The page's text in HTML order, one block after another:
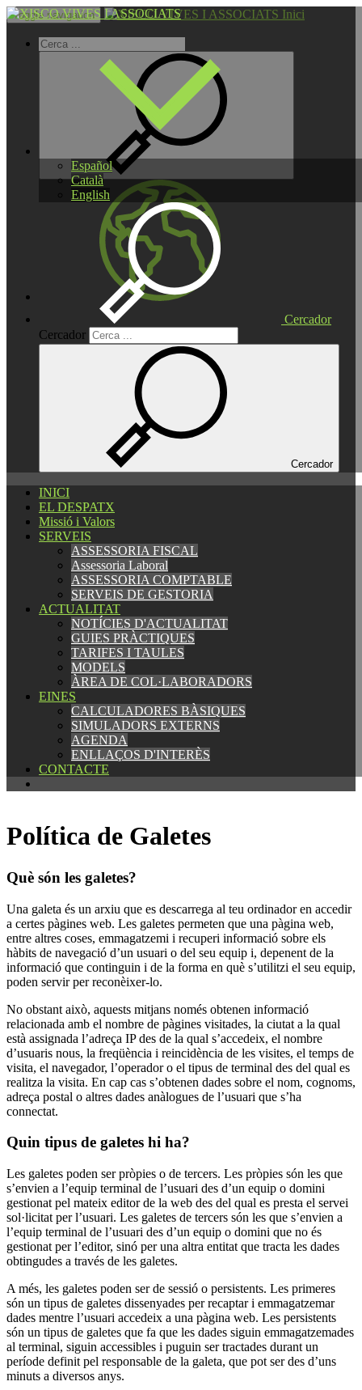
Español
Català
English
Cercador
Cercador
Cercador
INICI
EL DESPATX
Missió i Valors
SERVEIS
ASSESSORIA FISCAL
Assessoria Laboral
ASSESSORIA COMPTABLE
SERVEIS DE GESTORIA
ACTUALITAT
NOTÍCIES D'ACTUALITAT
GUIES PRÀCTIQUES
TARIFES I TAULES
MODELS
ÀREA DE COL·LABORADORS
EINES
CALCULADORES BÀSIQUES
SIMULADORS EXTERNS
AGENDA
ENLLAÇOS D'INTERÈS
CONTACTE
Toggle navigation Inici
INICI
EL DESPATX
Missió i Valors
SERVEIS
ASSESSORIA FISCAL
Assessoria Laboral
ASSESSORIA COMPTABLE
SERVEIS DE GESTORIA
ACTUALITAT
NOTÍCIES D'ACTUALITAT
GUIES PRÀCTIQUES
TARIFES I TAULES
MODELS
ÀREA DE COL·LABORADORS
EINES
CALCULADORES BÀSIQUES
SIMULADORS EXTERNS
AGENDA
ENLLAÇOS D'INTERÈS
CONTACTE
Política de Galetes
Què són les galetes?
Una galeta és un arxiu que es descarrega al teu ordinador en accedir
a certes pàgines web. Les galetes permeten que una pàgina web,
entre altres coses, emmagatzemi i recuperi informació sobre els
hàbits de navegació d’un usuari o del seu equip i, depenent de la
informació que continguin i de la forma en què s’utilitzi el seu equip,
poden servir per reconèixer-lo.
No obstant això, aquests mitjans només obtenen informació
relacionada amb el nombre de pàgines visitades, la ciutat a la qual
està assignada l’adreça IP des de la qual s’accedeix, el nombre
d’usuaris nous, la freqüència i reincidència de les visites, el temps de
visita, el navegador, l’operador o el tipus de terminal des del qual es
realitza la visita. En cap cas s’obtenen dades sobre el nom, cognoms,
adreça postal o altres dades anàlogues de l’usuari que s’ha
connectat.
Quin tipus de galetes hi ha?
Les galetes poden ser pròpies o de tercers. Les pròpies són les que
s’envien a l’equip terminal de l’usuari des d’un equip o domini
gestionat pel mateix editor de la web des del qual es presta el servei
sol·licitat per l’usuari. Les galetes de tercers són les que s’envien a
l’equip terminal de l’usuari des d’un equip o domini que no és
gestionat per l’editor, sinó per una altra entitat que tracta les dades
obtingudes a través de les galetes.
A més, les galetes poden ser de sessió o persistents. Les primeres
són un tipus de galetes dissenyades per recaptar i emmagatzemar
dades mentre l’usuari accedeix a una pàgina web. Les persistents
són un tipus de galetes que fa que les dades siguin emmagatzemades
al terminal, siguin accessibles i puguin ser tractades durant un
període definit pel responsable de la galeta, que pot ser des d’uns
minuts a diversos anys.